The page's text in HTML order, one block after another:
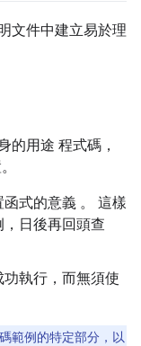
文件中建立易於理
的用途 程式碼，
式的意義 。 這樣
日後再回頭查
執行，而無須使
範例的特定部分，以